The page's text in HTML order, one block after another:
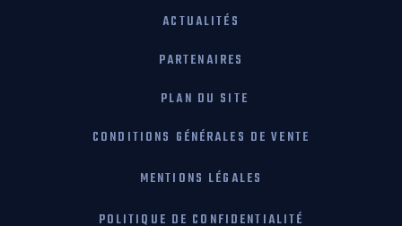
ACTUALITÉS
PARTENAIRES
PLAN DU SITE
CONDITIONS GÉNÉRALES DE VENTE
MENTIONS LÉGALES
POLITIQUE DE CONFIDENTIALITÉ